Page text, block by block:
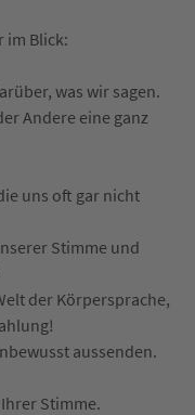
im Blick:
was wir sagen.
Andere eine ganz
uns oft gar nicht
Stimme und
der Körpersprache,
aussenden.
Stimme.